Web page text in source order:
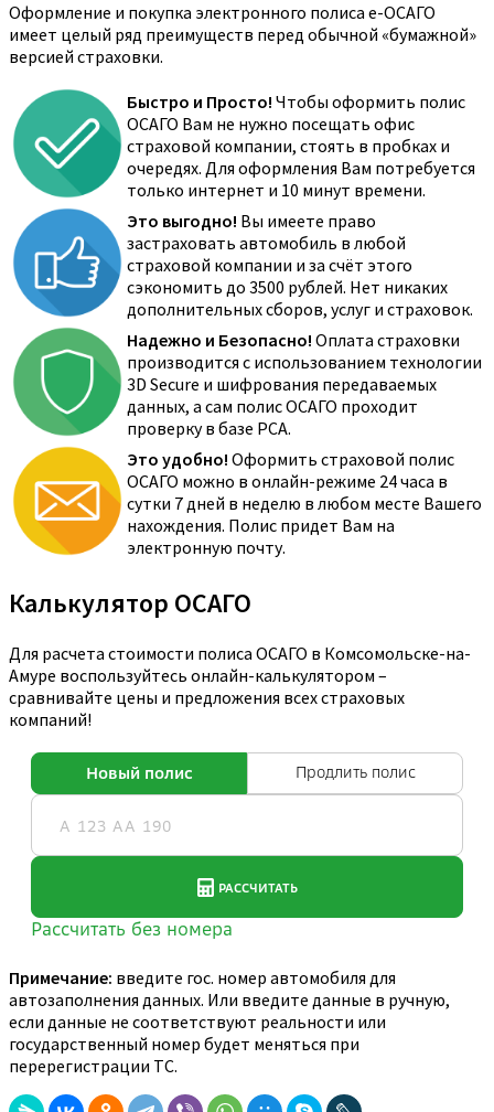
Оформление и покупка электронного полиса е-ОСАГО
имеет целый ряд преимуществ перед обычной «бумажной»
версией страховки.
Быстро и Просто! Чтобы оформить полис
ОСАГО Вам не нужно посещать офис
страховой компании, стоять в пробках и
очередях. Для оформления Вам потребуется
только интернет и 10 минут времени.
Это выгодно! Вы имеете право
застраховать автомобиль в любой
страховой компании и за счёт этого
сэкономить до 3500 рублей. Нет никаких
дополнительных сборов, услуг и страховок.
Надежно и Безопасно! Оплата страховки
производится с использованием технологии
3D Secure и шифрования передаваемых
данных, а сам полис ОСАГО проходит
проверку в базе РСА.
Это удобно! Оформить страховой полис
ОСАГО можно в онлайн-режиме 24 часа в
сутки 7 дней в неделю в любом месте Вашего
нахождения. Полис придет Вам на
электронную почту.
Калькулятор ОСАГО
Для расчета стоимости полиса ОСАГО в Комсомольске-на-
Амуре воспользуйтесь онлайн-калькулятором –
сравнивайте цены и предложения всех страховых
компаний!
Примечание: введите гос. номер автомобиля для
автозаполнения данных. Или введите данные в ручную,
если данные не соответствуют реальности или
государственный номер будет меняться при
перерегистрации ТС.